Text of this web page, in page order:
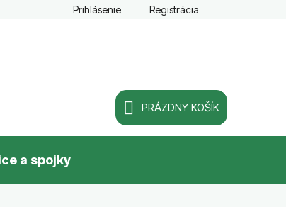
Prihlásenie Registrácia
NÁKUPNÝ
PRÁZDNY KOŠÍK
a spojky